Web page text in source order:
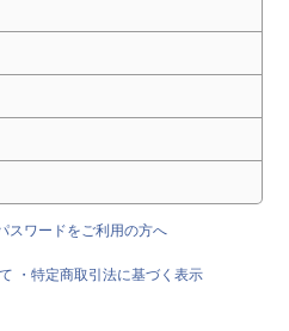
スワードをご利用の方へ
・特定商取引法に基づく表示